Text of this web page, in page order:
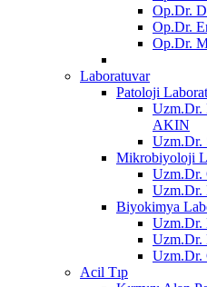
Op.Dr.
Op.Dr.
Op.Dr.
Laboratuvar
Patoloji
AKIN
Uzm.Dr.
Mikrobiyoloji
Uzm.Dr.
Biyokimya
Uzm.Dr.
Uzm.Dr.
Uzm.Dr.
Acil Tıp